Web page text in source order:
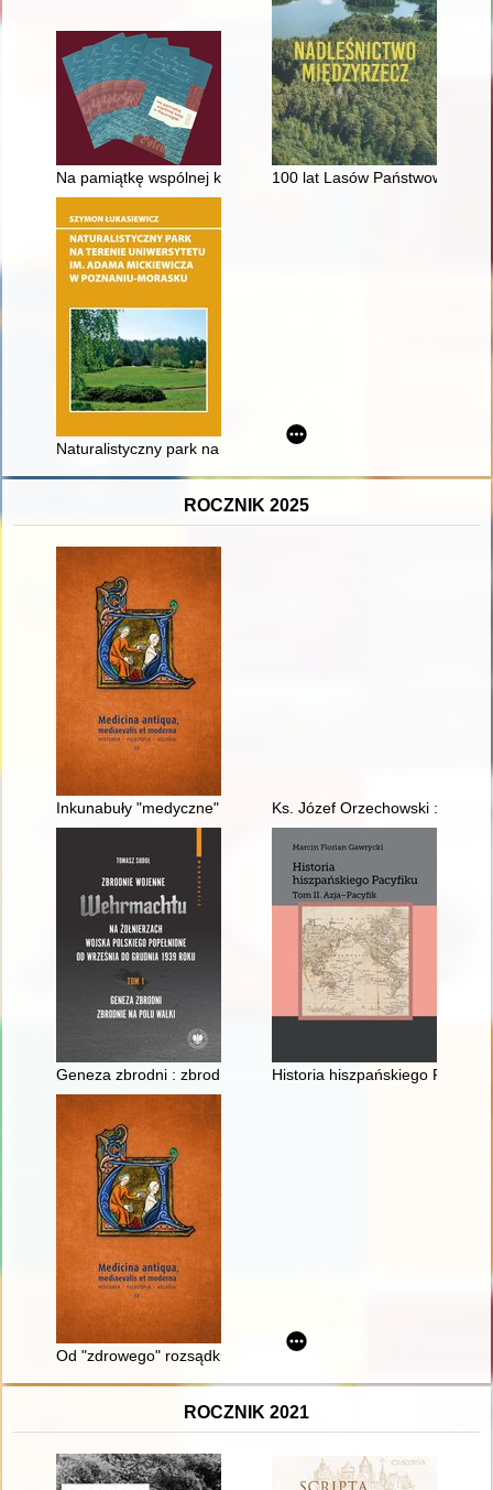
Na pamiątkę wspólnej kozy w Hausvogtei : katalog wystawy
100 lat Lasów Państwowych :
Naturalistyczny park na terenie Uniwersytetu im. Adama
ROCZNIK 2025
Inkunabuły "medyczne" w zbiorze inkunabułów Biblioteki PAU
Ks. Józef Orzechowski : na
Geneza zbrodni : zbrodnie na polu walkiHistoria hiszpańskiego
Od "zdrowego" rozsądku do wiedzy medycznej : zdrowie
ROCZNIK 2021